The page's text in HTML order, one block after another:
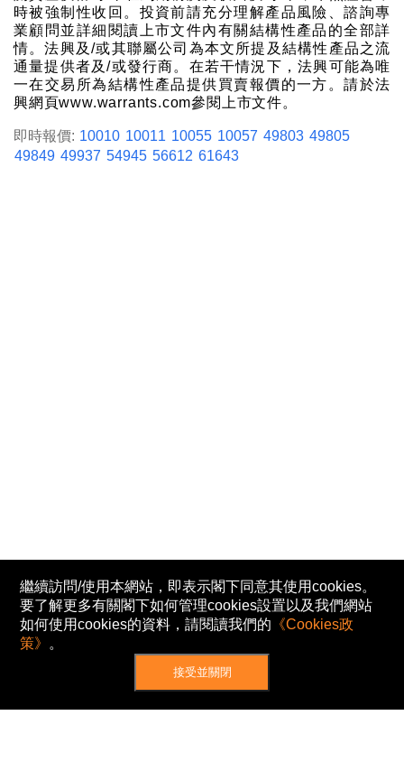
時被強制性收回。投資前請充分理解產品風險、諮詢專
業顧問並詳細閱讀上市文件內有關結構性產品的全部詳
情。法興及/或其聯屬公司為本文所提及結構性產品之流
通量提供者及/或發行商。在若干情況下，法興可能為唯
一在交易所為結構性產品提供買賣報價的一方。請於法
興網頁www.warrants.com參閱上市文件。
即時報價: 10010 10011 10055 10057 49803 49805
49849 49937 54945 56612 61643
繼續訪問/使用本網站，即表示閣下同意其使用cookies。
要了解更多有關閣下如何管理cookies設置以及我們網站
如何使用cookies的資料，請閱讀我們的 《Cookies政
策》 。
接受並關閉